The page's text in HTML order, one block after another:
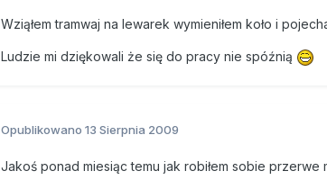
Wziąłem tramwaj na lewarek wymieniłem koło i
Ludzie mi dziękowali że się do pracy nie spóźnią
Opublikowano 13 Sierpnia 2009
Jakoś ponad miesiąc temu jak robiłem sobie przerwe